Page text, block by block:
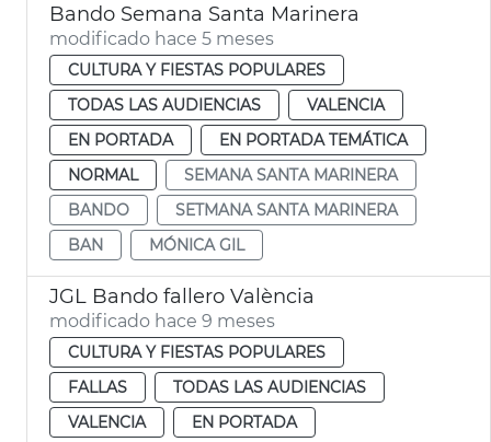
Bando Semana Santa Marinera
modificado hace 5 meses
CULTURA Y FIESTAS POPULARES
TODAS LAS AUDIENCIAS
VALENCIA
EN PORTADA
EN PORTADA TEMÁTICA
NORMAL
SEMANA SANTA MARINERA
BANDO
SETMANA SANTA MARINERA
BAN
MÓNICA GIL
JGL Bando fallero València
modificado hace 9 meses
CULTURA Y FIESTAS POPULARES
FALLAS
TODAS LAS AUDIENCIAS
VALENCIA
EN PORTADA